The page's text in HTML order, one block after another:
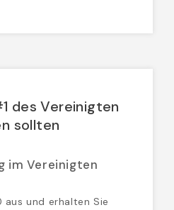
des Vereinigten
sollten
im Vereinigten
aus und erhalten Sie